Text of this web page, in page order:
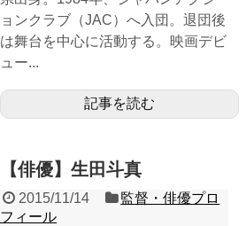
ョンクラブ（JAC）へ入団。退団後
は舞台を中心に活動する。映画デビ
ュー...
記事を読む
【俳優】生田斗真
2015/11/14
監督・俳優プロ
フィール